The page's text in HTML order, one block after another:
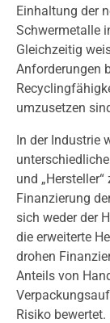
Einhaltung der
Schwermetalle
Gleichzeitig
Anforderungen
umzusetzen
In der Industrie
und
Finanzierung
sich weder der
die erweiterte
drohen
Anteils von
Risiko bewertet.